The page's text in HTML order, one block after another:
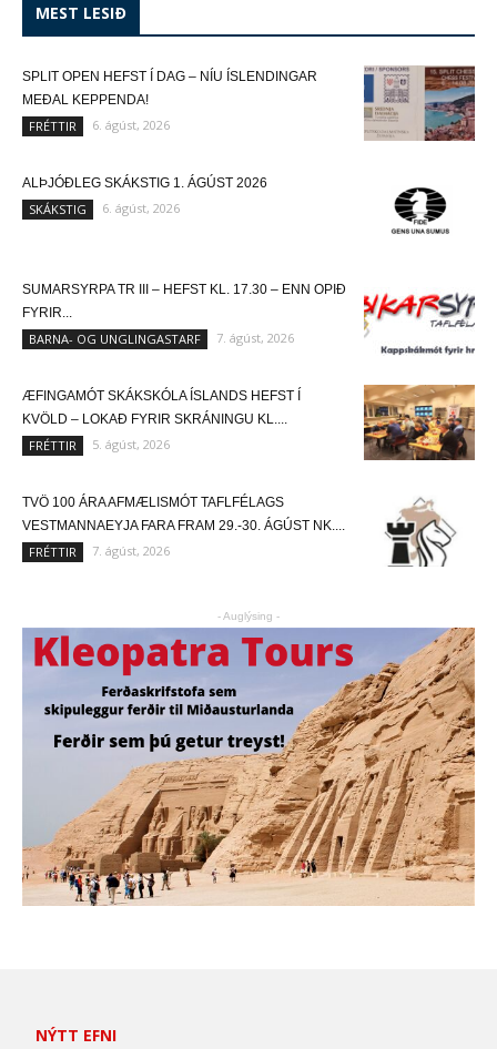
MEST LESIÐ
SPLIT OPEN HEFST Í DAG – NÍU ÍSLENDINGAR
MEÐAL KEPPENDA!
FRÉTTIR 6. ágúst, 2026
ALÞJÓÐLEG SKÁKSTIG 1. ÁGÚST 2026
SKÁKSTIG 6. ágúst, 2026
SUMARSYRPA TR III – HEFST KL. 17.30 – ENN OPIÐ
FYRIR...
BARNA- OG UNGLINGASTARF 7. ágúst, 2026
ÆFINGAMÓT SKÁKSKÓLA ÍSLANDS HEFST Í
KVÖLD – LOKAÐ FYRIR SKRÁNINGU KL....
FRÉTTIR 5. ágúst, 2026
TVÖ 100 ÁRA AFMÆLISMÓT TAFLFÉLAGS
VESTMANNAEYJA FARA FRAM 29.-30. ÁGÚST NK....
FRÉTTIR 7. ágúst, 2026
- Auglýsing -
NÝTT EFNI